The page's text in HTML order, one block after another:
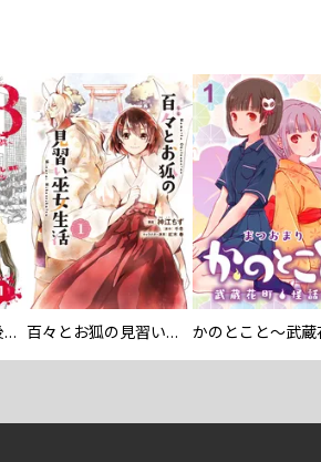
タイプＢ～48時間後、致死率100％～【単話】 百々とお狐の見習い巫女生活【単行本版】